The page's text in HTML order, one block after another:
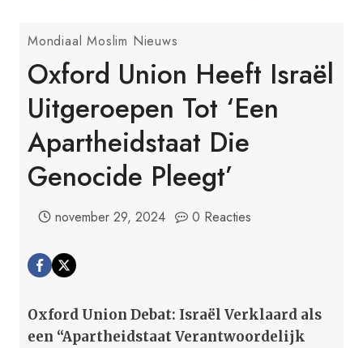
Mondiaal Moslim Nieuws
Oxford Union Heeft Israël
Uitgeroepen Tot ‘een
Apartheidstaat Die
Genocide Pleegt’
november 29, 2024 0 Reacties
Oxford Union Debat: Israël Verklaard als
een “Apartheidstaat Verantwoordelijk